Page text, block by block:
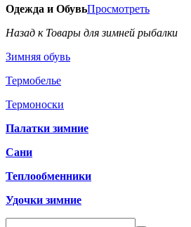
Одежда и ОбувьПросмотреть
Назад к Товары для зимней рыбалки
Зимняя обувь
Термобелье
Термоноски
Палатки зимние
Сани
Теплообменники
Удочки зимние